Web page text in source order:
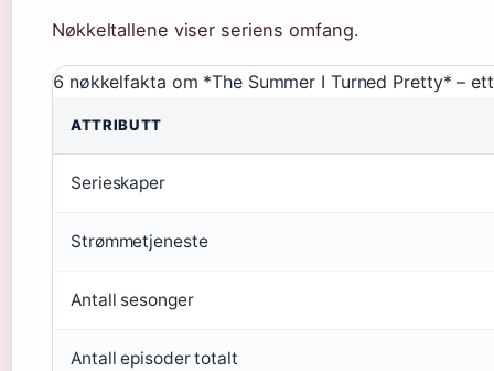
Nøkkeltallene viser seriens omfang.
6 nøkkelfakta om *The Summer I Turned Pretty* –
ATTRIBUTT
Serieskaper
Strømmetjeneste
Antall sesonger
Antall episoder totalt